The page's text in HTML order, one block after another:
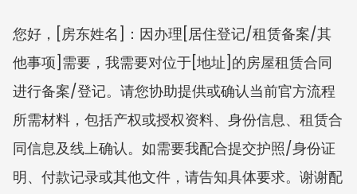
您好，[房东姓名]：因办理[居住登记/租赁备案/其
他事项]需要，我需要对位于[地址]的房屋租赁合同
进行备案/登记。请您协助提供或确认当前官方流程
所需材料，包括产权或授权资料、身份信息、租赁合
同信息及线上确认。如需要我配合提交护照/身份证
明、付款记录或其他文件，请告知具体要求。谢谢配